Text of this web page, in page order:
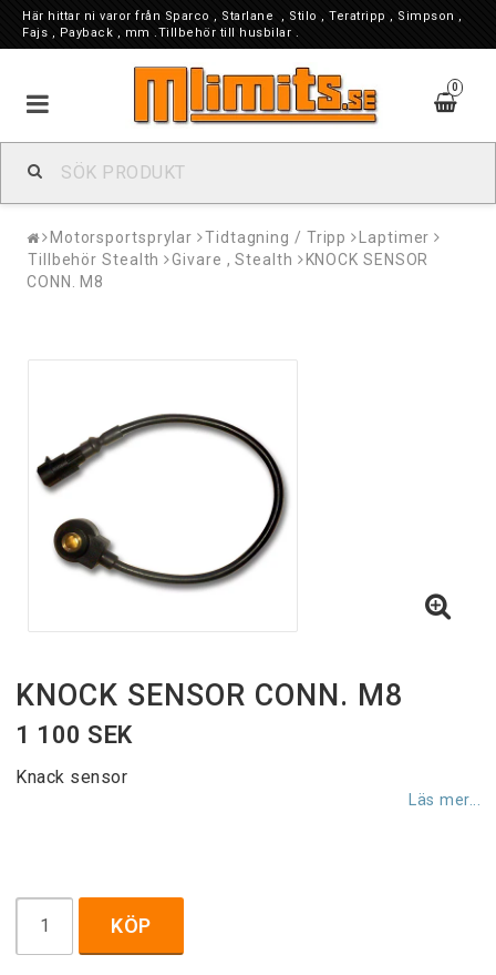
Här hittar ni varor från Sparco , Starlane , Stilo , Teratripp , Simpson ,
Fajs , Payback , mm .Tillbehör till husbilar .
0
Motorsportsprylar Tidtagning / Tripp
Laptimer
Tillbehör Stealth
Givare , Stealth
KNOCK SENSOR
CONN. M8
KNOCK SENSOR CONN. M8
1 100 SEK
Knack sensor
Läs mer...
KÖP